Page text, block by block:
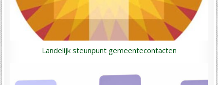
Landelijk steunpunt gemeentecontacten